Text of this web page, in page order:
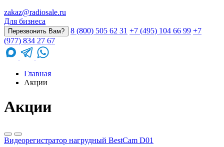
zakaz@radiosale.ru
Для бизнеса
Перезвонить Вам? 8 (800) 505 62 31 +7 (495) 104 66 99 +7
(977) 834 27 67
Главная
Акции
Акции
Видеорегистратор нагрудный BestCam D01